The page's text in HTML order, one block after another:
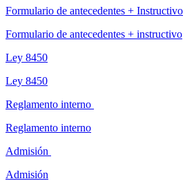
Formulario de antecedentes + Instructivo
Formulario de antecedentes + instructivo
Ley 8450
Ley 8450
Reglamento interno
Reglamento interno
Admisión
Admisión